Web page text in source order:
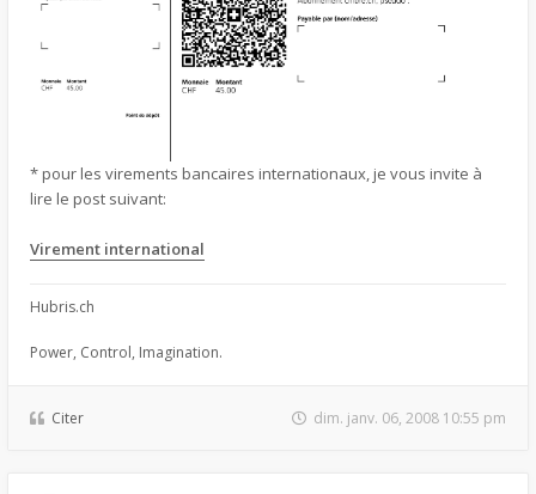
* pour les virements bancaires internationaux, je vous invite à
lire le post suivant:
Virement international
Hubris.ch
Power, Control, Imagination.
Citer dim. janv. 06, 2008 10:55 pm